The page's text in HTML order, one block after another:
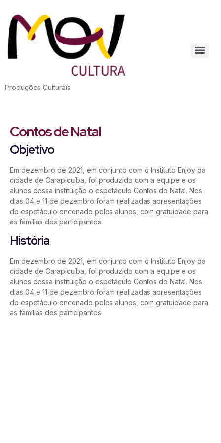
Produções Culturais
Contos de Natal
Objetivo
Em dezembro de 2021, em conjunto com o Instituto Enjoy da
cidade de Carapicuíba, foi produzido com a equipe e os
alunos dessa instituição o espetáculo Contos de Natal. Nos
dias 04 e 11 de dezembro foram realizadas apresentações
do espetáculo encenado pelos alunos, com gratuidade para
as famílias dos participantes.
História
Em dezembro de 2021, em conjunto com o Instituto Enjoy da
cidade de Carapicuíba, foi produzido com a equipe e os
alunos dessa instituição o espetáculo Contos de Natal. Nos
dias 04 e 11 de dezembro foram realizadas apresentações
do espetáculo encenado pelos alunos, com gratuidade para
as famílias dos participantes.